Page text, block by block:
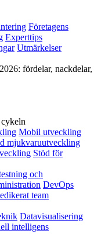
Företagens
Experttips
Utmärkelser
fördelar, nackdelar,
Mobil utveckling
mjukvaruutveckling
Stöd för
och
DevOps
team
Datavisualisering
intelligens